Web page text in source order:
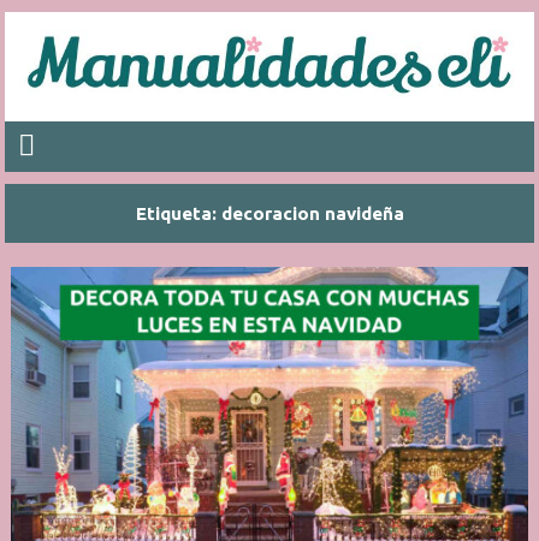
Etiqueta: decoracion navideña